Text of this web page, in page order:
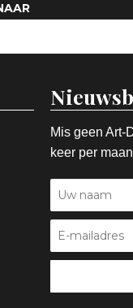
Mis geen Art-
keer per